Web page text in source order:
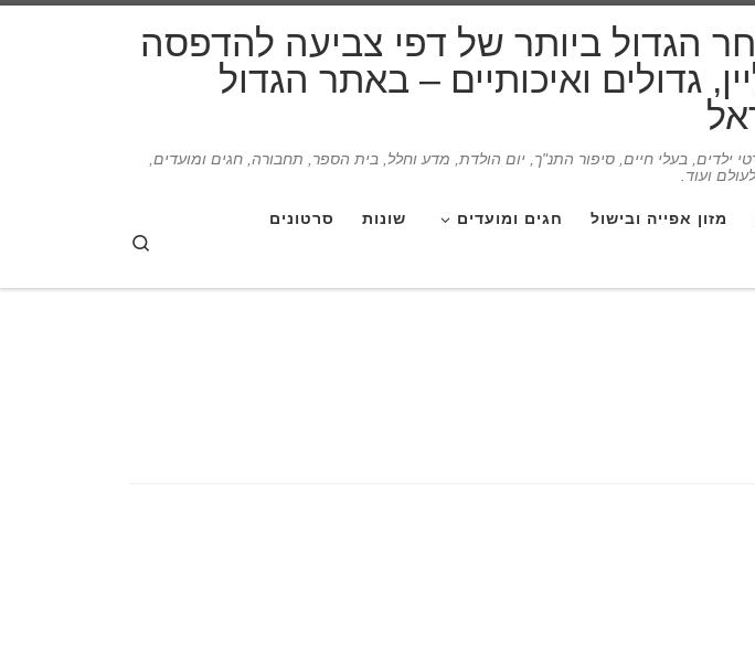
הגדול ביותר של דפי צביעה להדפסה
גדולים ואיכותיים – באתר הגדול
ילדים, בעלי חיים, סיפור התנ"ך, יום הולדת, מדע וחלל, בית הספר, תחבורה, חגים ומועדים,
ועוד.
מזון אפייה ובישול חגים ומועדים שונות סרטונים